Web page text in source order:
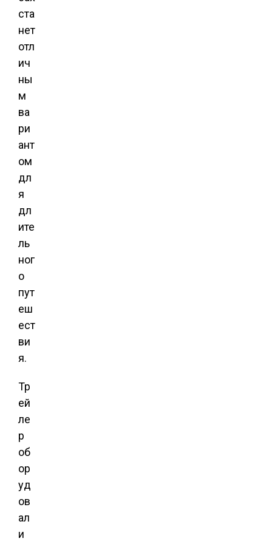
ста
нет
отл
ич
ны
м
ва
ри
ант
ом
дл
я
дл
ите
ль
ног
о
пут
еш
ест
ви
я.
Тр
ей
ле
р
об
ор
уд
ов
ал
и